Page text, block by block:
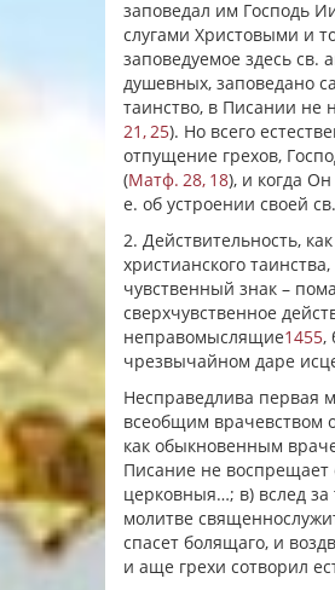
заповедал им Господь
слугами Христовыми и
заповедуемое здесь св.
душевных, заповедано
таинство, в Писании не
21, 25). Но всего
отпущение грехов,
(Матф. 28, 18), и когда
е. об устроении своей
2. Действительность,
христианского
чувственный знак –
сверхчувственное
неправомыслящие1455,
чрезвычайном даре
Несправедлива первая
всеобщим врачевством
как обыкновенным
Писание не воспрещает
церковныя…; в) вслед
молитве
спасет болящаго, и
и аще грехи сотворил